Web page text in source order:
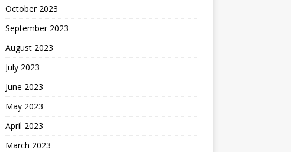
October 2023
September 2023
August 2023
July 2023
June 2023
May 2023
April 2023
March 2023